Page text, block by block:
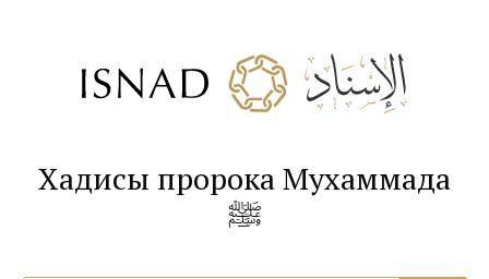
Хадисы пророка Мухаммада
ﷺ